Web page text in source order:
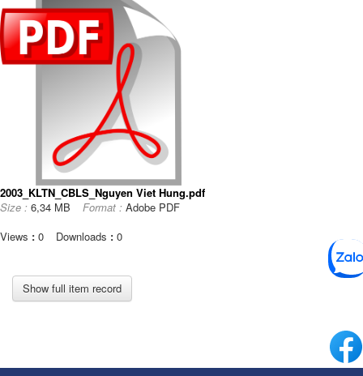
2003_KLTN_CBLS_Nguyen Viet Hung.pdf
Size : 6,34 MB Format : Adobe PDF
Views : 0 Downloads : 0
Show full item record